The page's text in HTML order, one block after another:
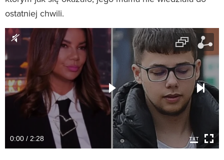
ostatniej chwili.
0:00 / 2:28